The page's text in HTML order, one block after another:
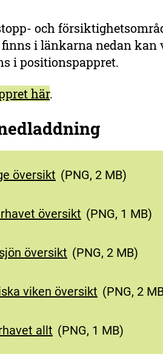
och
finns i länkarna nedan kan
i positionspappret.
här.
översikt (PNG, 2 MB)
översikt (PNG, 1 MB)
översikt (PNG, 2 MB)
viken översikt (PNG, 2
allt (PNG, 1 MB)